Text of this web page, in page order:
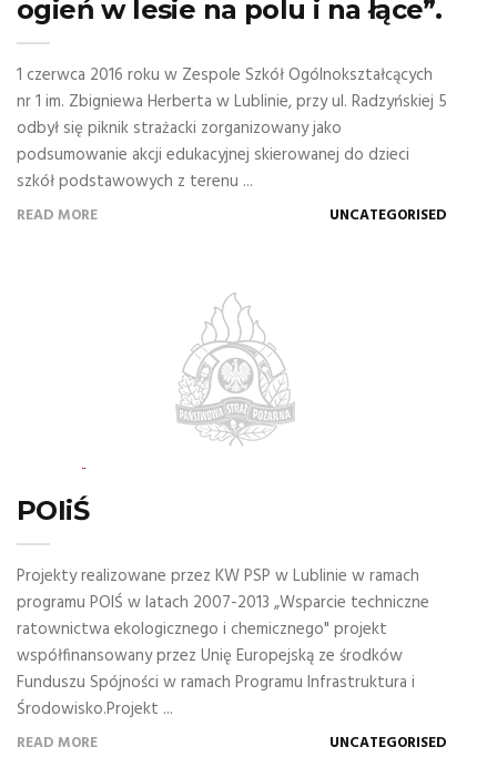
ogień w lesie na polu i na łące”.
1 czerwca 2016 roku w Zespole Szkół Ogólnokształcących
nr 1 im. Zbigniewa Herberta w Lublinie, przy ul. Radzyńskiej 5
odbył się piknik strażacki zorganizowany jako
podsumowanie akcji edukacyjnej skierowanej do dzieci
szkół podstawowych z terenu ...
READ MORE UNCATEGORISED
POIiŚ
Projekty realizowane przez KW PSP w Lublinie w ramach
programu POIŚ w latach 2007-2013 „Wsparcie techniczne
ratownictwa ekologicznego i chemicznego" projekt
współfinansowany przez Unię Europejską ze środków
Funduszu Spójności w ramach Programu Infrastruktura i
Środowisko.Projekt ...
READ MORE UNCATEGORISED